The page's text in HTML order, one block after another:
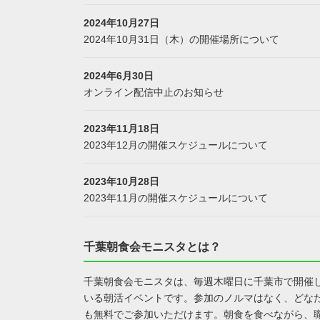
2024年10月27日
2024年10月31日（木）の開催場所について
2024年6月30日
オンライン配信中止のお知らせ
2023年11月18日
2023年12月の開催スケジュールについて
2023年10月28日
2023年11月の開催スケジュールについて
千葉朝食会モニスタとは？
千葉朝食会モニスタは、毎週木曜日に千葉市で開催
いる朝活イベントです。参加のノルマはなく、どな
も無料でご参加いただけます。朝食を食べながら、